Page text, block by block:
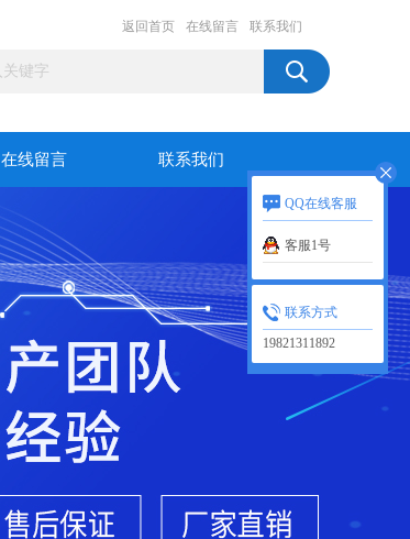
返回首页 在线留言 联系我们
在线留言 联系我们
QQ在线客服
客服1号
联系方式
19821311892